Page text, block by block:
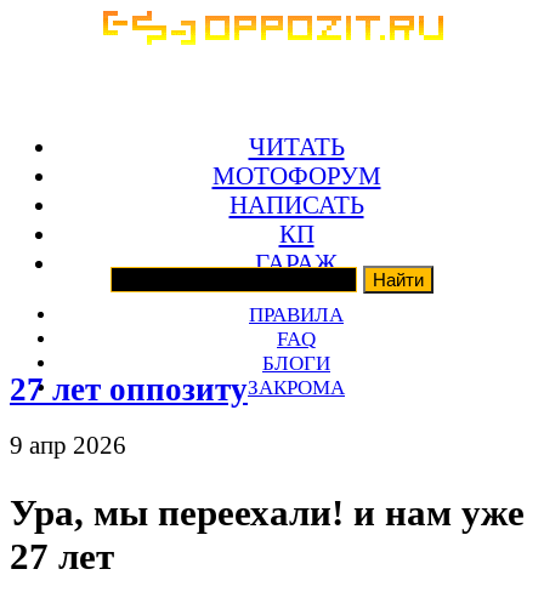
ЧИТАТЬ
МОТОФОРУМ
НАПИСАТЬ
КП
ГАРАЖ
ПРАВИЛА
FAQ
БЛОГИ
ЗАКРОМА
27 лет оппозиту
9 апр 2026
Ура, мы переехали! и нам уже
27 лет